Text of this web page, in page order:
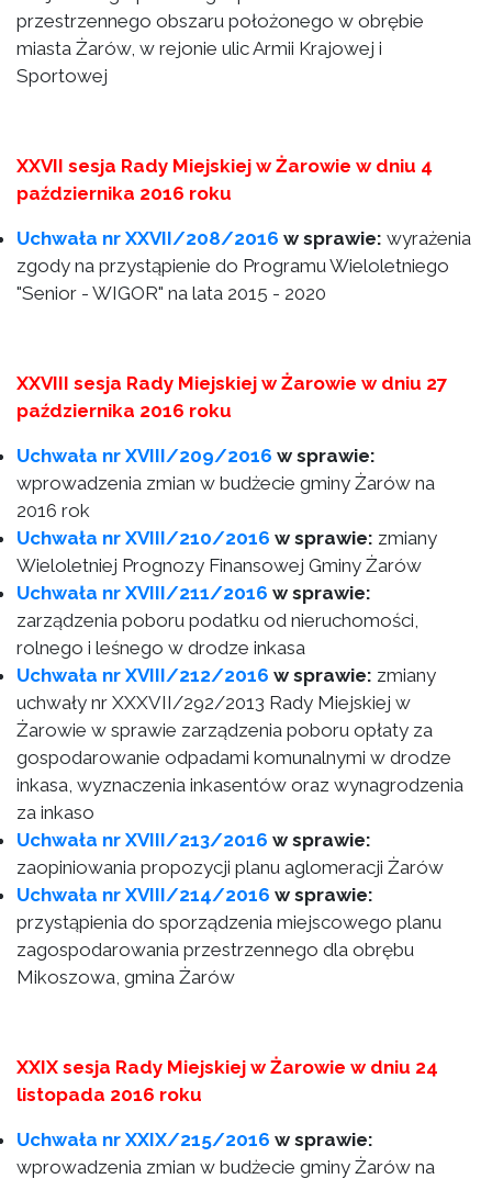
przestrzennego obszaru położonego w obrębie
miasta Żarów, w rejonie ulic Armii Krajowej i
Sportowej
XXVII sesja Rady Miejskiej w Żarowie w dniu 4
października 2016 roku
Uchwała nr XXVII/208/2016 w sprawie: wyrażenia
zgody na przystąpienie do Programu Wieloletniego
"Senior - WIGOR" na lata 2015 - 2020
XXVIII sesja Rady Miejskiej w Żarowie w dniu 27
października 2016 roku
Uchwała nr XVIII/209/2016 w sprawie:
wprowadzenia zmian w budżecie gminy Żarów na
2016 rok
Uchwała nr XVIII/210/2016 w sprawie: zmiany
Wieloletniej Prognozy Finansowej Gminy Żarów
Uchwała nr XVIII/211/2016 w sprawie:
zarządzenia poboru podatku od nieruchomości,
rolnego i leśnego w drodze inkasa
Uchwała nr XVIII/212/2016 w sprawie: zmiany
uchwały nr XXXVII/292/2013 Rady Miejskiej w
Żarowie w sprawie zarządzenia poboru opłaty za
gospodarowanie odpadami komunalnymi w drodze
inkasa, wyznaczenia inkasentów oraz wynagrodzenia
za inkaso
Uchwała nr XVIII/213/2016 w sprawie:
zaopiniowania propozycji planu aglomeracji Żarów
Uchwała nr XVIII/214/2016 w sprawie:
przystąpienia do sporządzenia miejscowego planu
zagospodarowania przestrzennego dla obrębu
Mikoszowa, gmina Żarów
XXIX sesja Rady Miejskiej w Żarowie w dniu 24
listopada 2016 roku
Uchwała nr XXIX/215/2016 w sprawie:
wprowadzenia zmian w budżecie gminy Żarów na